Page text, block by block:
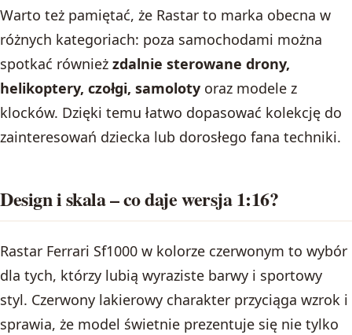
Warto też pamiętać, że Rastar to marka obecna w
różnych kategoriach: poza samochodami można
spotkać również zdalnie sterowane drony,
helikoptery, czołgi, samoloty oraz modele z
klocków. Dzięki temu łatwo dopasować kolekcję do
zainteresowań dziecka lub dorosłego fana techniki.
Design i skala – co daje wersja 1:16?
Rastar Ferrari Sf1000 w kolorze czerwonym to wybór
dla tych, którzy lubią wyraziste barwy i sportowy
styl. Czerwony lakierowy charakter przyciąga wzrok i
sprawia, że model świetnie prezentuje się nie tylko